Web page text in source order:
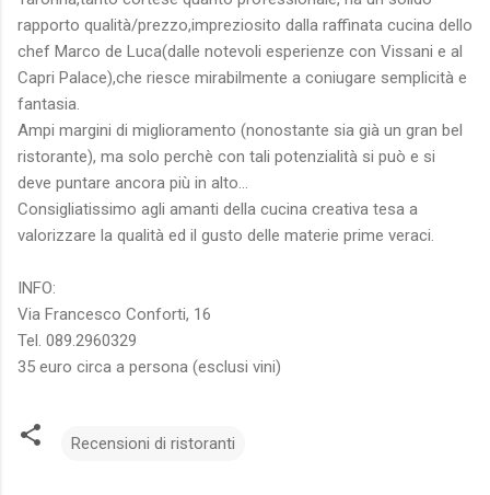
rapporto qualità/prezzo,impreziosito dalla raffinata cucina dello
chef Marco de Luca(dalle notevoli esperienze con Vissani e al
Capri Palace),che riesce mirabilmente a coniugare semplicità e
fantasia.
Ampi margini di miglioramento (nonostante sia già un gran bel
ristorante), ma solo perchè con tali potenzialità si può e si
deve puntare ancora più in alto...
Consigliatissimo agli amanti della cucina creativa tesa a
valorizzare la qualità ed il gusto delle materie prime veraci.
INFO:
Via Francesco Conforti, 16
Tel. 089.2960329
35 euro circa a persona (esclusi vini)
Recensioni di ristoranti